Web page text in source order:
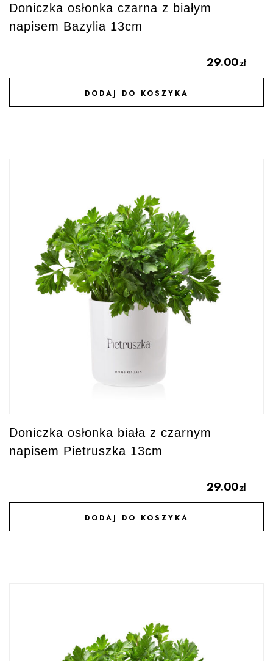
Doniczka osłonka czarna z białym
napisem Bazylia 13cm
29.00zł
DODAJ DO KOSZYKA
DODAJ DO ULUBIONYCH
Doniczka osłonka biała z czarnym
napisem Pietruszka 13cm
29.00zł
DODAJ DO KOSZYKA
DODAJ DO ULUBIONYCH